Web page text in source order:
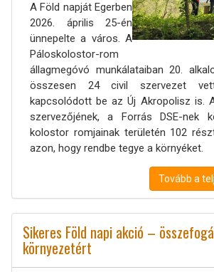
A Föld napját Egerben
2026. április 25-én
ünnepelte a város. A
Páloskolostor-rom
állagmegóvó munkálataiban 20.
összesen 24 civil szervezet
kapcsolódott be az Új Akropolisz is.
szervezőjének, a Forrás DSE-nek
kolostor romjainak területén 102
azon, hogy rendbe tegye a környéket.
Tovább a
Sikeres Föld napi akció –
környezetért